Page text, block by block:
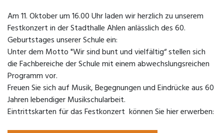
Am 11. Oktober um 16.00 Uhr laden wir herzlich zu unserem
Festkonzert in der Stadthalle Ahlen anlässlich des 60.
Geburtstages unserer Schule ein:
Unter dem Motto "Wir sind bunt und vielfältig“ stellen sich
die Fachbereiche der Schule mit einem abwechslungsreichen
Programm vor.
Freuen Sie sich auf Musik, Begegnungen und Eindrücke aus 60
Jahren lebendiger Musikschularbeit.
Eintrittskarten für das Festkonzert können Sie hier erwerben: